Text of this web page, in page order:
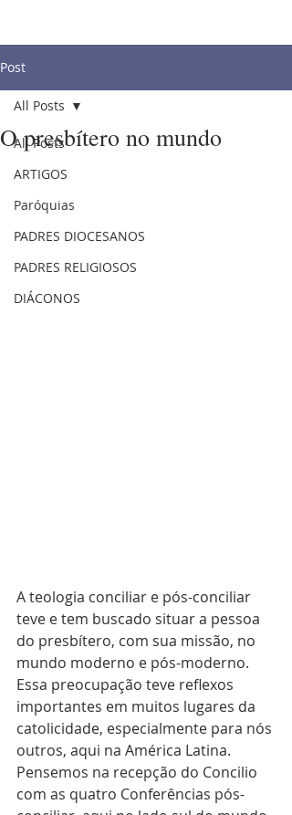
Post
All Posts
ARTIGOS
Paróquias
PADRES DIOCESANOS
PADRES RELIGIOSOS
DIÁCONOS
All Posts
O presbítero no mundo
A teologia conciliar e pós-conciliar
teve e tem buscado situar a pessoa
do presbítero, com sua missão, no
mundo moderno e pós-moderno.
Essa preocupação teve reflexos
importantes em muitos lugares da
catolicidade, especialmente para nós
outros, aqui na América Latina.
Pensemos na recepção do Concilio
com as quatro Conferências pós-